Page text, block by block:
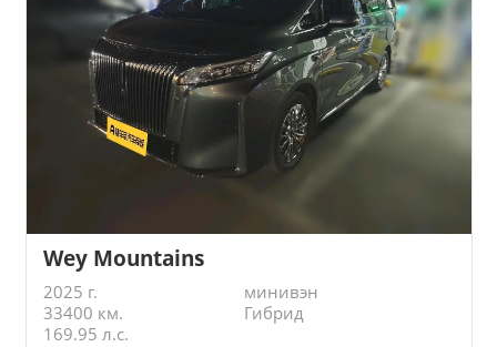
Wey Mountains
2025 г.
минивэн
33400 км.
Гибрид
169.95 л.с.